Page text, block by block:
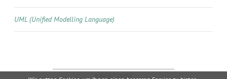
UML (Unified Modelling Language)